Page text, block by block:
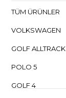
TÜM ÜRÜNLER
VOLKSWAGEN
GOLF ALLTRACK
POLO 5
GOLF 4